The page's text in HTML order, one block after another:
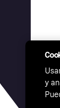
y